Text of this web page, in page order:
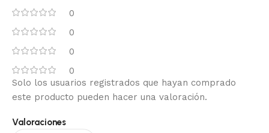
0
0
0
0
Valoraciones
Solo los usuarios registrados que hayan comprado
este producto pueden hacer una valoración.